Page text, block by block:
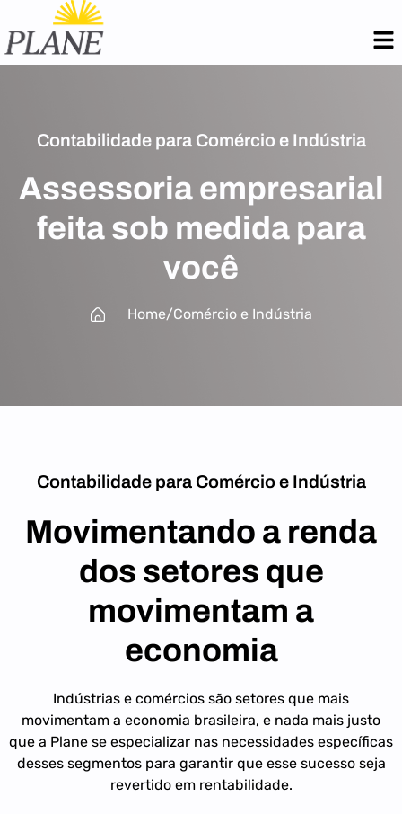
Contabilidade para Comércio e Indústria
Assessoria empresarial
feita sob medida para
você
Home/Comércio e Indústria
Contabilidade para Comércio e Indústria
Movimentando a renda
dos setores que
movimentam a
economia
Indústrias e comércios são setores que mais
movimentam a economia brasileira, e nada mais justo
que a Plane se especializar nas necessidades específicas
desses segmentos para garantir que esse sucesso seja
revertido em rentabilidade.